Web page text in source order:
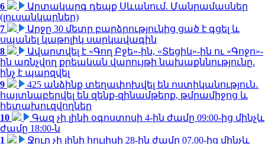
6
Արտակարգ դեպք Սևանում. Մանրամասներ
(լուսանկարներ)
7
Արջը 30 մետր բարձրությունից ցած է գցել և
սպանել կաթոլիկ սարկավագին
8
Ավարտվել է «Գող Բջե»-ին, «Տեցիկ»-ին ու «Գոջո»-
ին առնչվող քրեական վարույթի նախաքննությունը.
ինչ է պարզվել
9
425 անձինք տեղափոխվել են ոստիկանություն․
հայտնաբերվել են զենք-զինամթերք, թմրամիջոց և
հետախուզվողներ
10
Գազ չի լինի օգոստոսի 4-ին ժամը 09:00-ից մինչև
ժամը 18:00-ն
1
Ջուր չի լինի հուլիսի 28-ին ժամը 07.00-ից մինչև